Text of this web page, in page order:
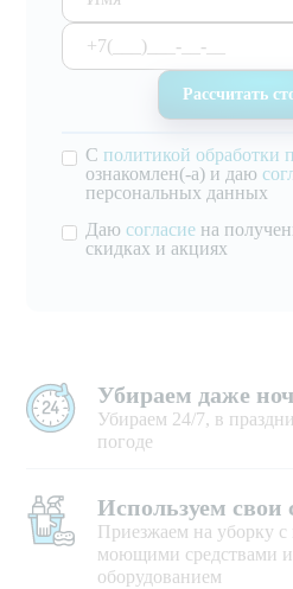
С политикой обработки
ознакомлен(-а) и даю
персональных данных
Даю согласие на
скидках и акциях
Убираем даже
Убираем 24/7, в
погоде
Используем свои
Приезжаем на уборку
моющими средствами
оборудованием